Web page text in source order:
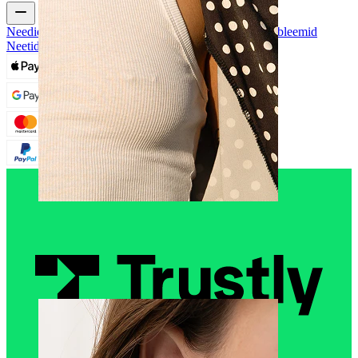
Piercings
Neediehete Tüübid Neediehete MaterjalidLevinud Probleemid
Neetidega ja Järelhooldus